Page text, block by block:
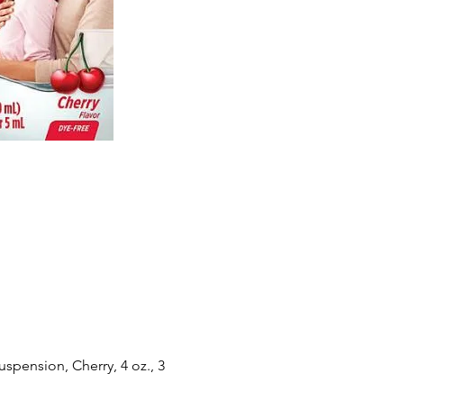
Cherry, 4 oz., 3